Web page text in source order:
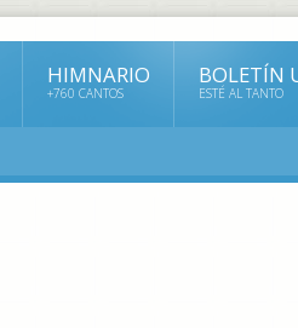
HIMNARIO
+760 CANTOS
BOLETÍN
ESTÉ AL TANTO